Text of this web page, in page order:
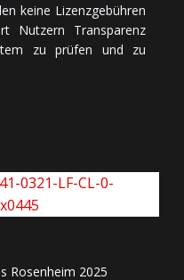
keine Lizenz­ge­büh­ren
Nutzern Trans­pa­renz
zu prü­fen und zu
Rosenheim 2025